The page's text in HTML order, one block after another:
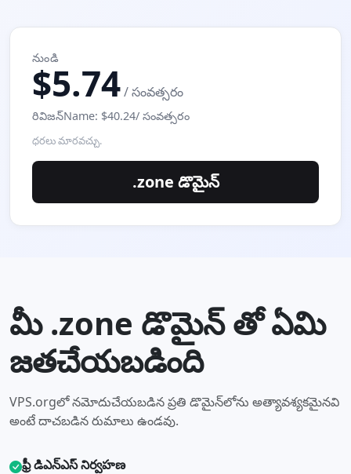
నుండి
$5.74/ సంవత్సరం
రివిజన్Name: $40.24/ సంవత్సరం
ధరలు మారవచ్చు.
.zone డొమైన్
మీ .zone డొమైన్ తో ఏమి
జతచేయబడింది
VPS.orgలో నమోదుచేయబడిన ప్రతి డొమైన్‌లోను అత్యావశ్యకమైనవి
అంటే దాచబడిన రుమాలు ఉండవు.
ఫ్రీ డిఎన్ఎస్ నిర్వహణ